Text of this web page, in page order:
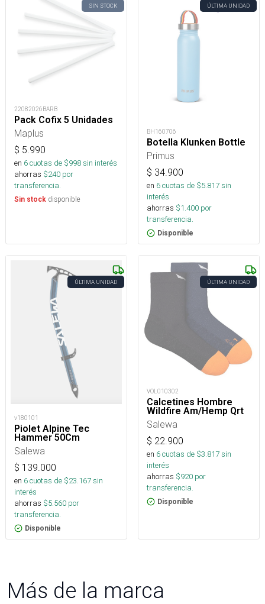
SIN STOCK
22082026BARB
Pack Cofix 5 Unidades
Maplus
$ 5.990
en 6cuotas de $998sin interés
ahorras $240 por
transferencia.
Sin stock disponible
ÚLTIMA UNIDAD
BH160706
Botella Klunken Bottle
Primus
$ 34.900
en 6cuotas de $5.817sin
interés
ahorras $1.400 por
transferencia.
Disponible
ÚLTIMA UNIDAD
v180101
Piolet Alpine Tec
Hammer 50Cm
Salewa
$ 139.000
en 6cuotas de $23.167sin
interés
ahorras $5.560 por
transferencia.
Disponible
ÚLTIMA UNIDAD
VOL010302
Calcetines Hombre
Wildfire Am/Hemp Qrt
Salewa
$ 22.900
en 6cuotas de $3.817sin
interés
ahorras $920 por
transferencia.
Disponible
Más de la marca